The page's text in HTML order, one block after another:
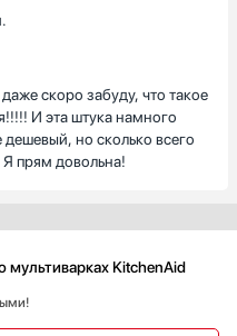
скоро забуду, что такое
И эта штука намного
но сколько всего
прям довольна!
KitchenAid